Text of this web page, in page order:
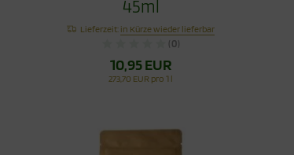
45ml
Lieferzeit: in Kürze wieder lieferbar
(0)
10,95 EUR
273,70 EUR pro 1 l